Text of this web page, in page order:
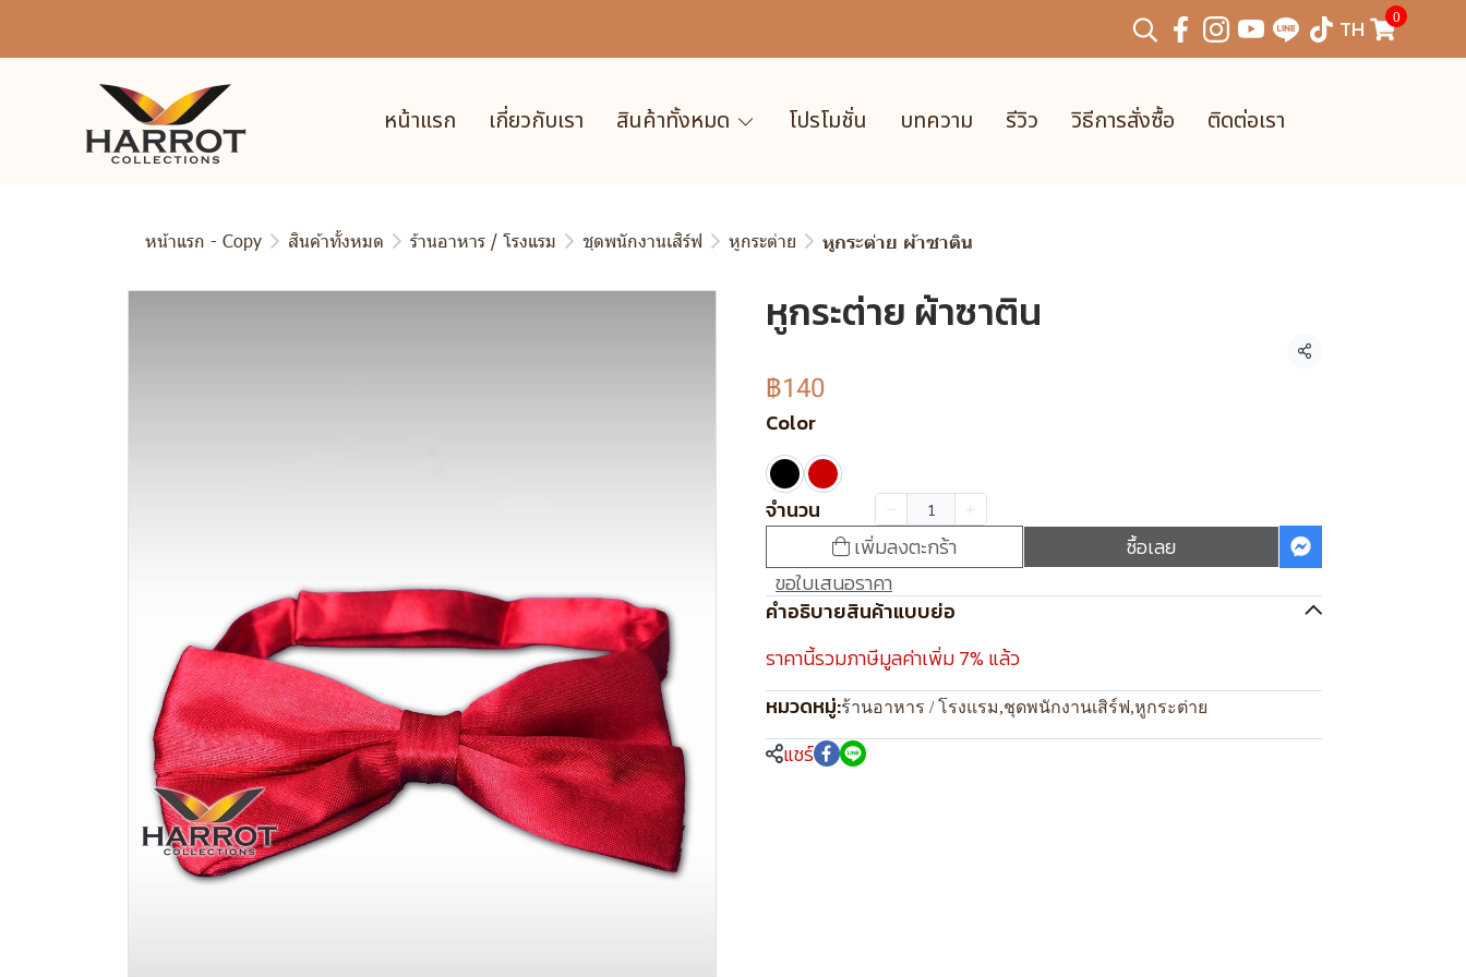
TH 0
หน้าแรก เกี่ยวกับเรา สินค้าทั้งหมด โปรโมชั่น บทความ รีวิว วิธีการสั่งซื้อ ติดต่อเรา
หน้าแรก - Copy สินค้าทั้งหมด ร้านอาหาร / โรงแรม ชุดพนักงานเสิร์ฟ หูกระต่าย หูกระต่าย ผ้าซาติน
หูกระต่าย ผ้าซาติน
แชร์
฿140
Color
จำนวน
เพิ่มลงตะกร้า
ซื้อเลย
ขอใบเสนอราคา
คำอธิบายสินค้าแบบย่อ
ราคานี้รวมภาษีมูลค่าเพิ่ม 7% แล้ว
หมวดหมู่:ร้านอาหาร / โรงแรม,ชุดพนักงานเสิร์ฟ,หูกระต่าย
แชร์